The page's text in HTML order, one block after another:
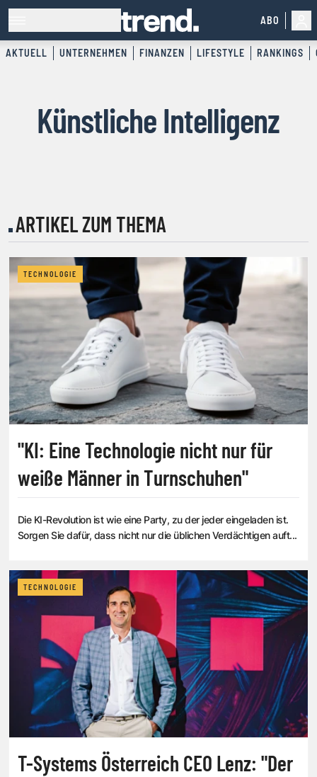
ABO
AKTUELL UNTERNEHMEN FINANZEN LIFESTYLE RANKINGS
Künstliche Intelligenz
ARTIKEL ZUM THEMA
TECHNOLOGIE
"KI: Eine Technologie nicht nur für
weiße Männer in Turnschuhen"
Die KI-Revolution ist wie eine Party, zu der jeder eingeladen ist.
Sorgen Sie dafür, dass nicht nur die üblichen Verdächtigen auft...
TECHNOLOGIE
T-Systems Österreich CEO Lenz: "Der